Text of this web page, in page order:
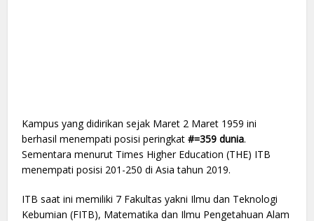
Kampus yang didirikan sejak Maret 2 Maret 1959 ini
berhasil menempati posisi peringkat#=359 dunia.
Sementara menurut Times Higher Education (THE) ITB
menempati posisi 201-250 di Asia tahun 2019.
ITB saat ini memiliki 7 Fakultas yakni Ilmu dan Teknologi
Kebumian (FITB), Matematika dan Ilmu Pengetahuan Alam